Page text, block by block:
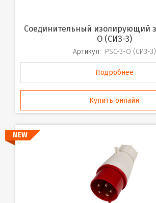
Соединительный изолирующий зажим PSC-3-
O (СИЗ-3)
Артикул: PSC-3-O (СИЗ-3)
Подробнее
Купить онлайн
NEW